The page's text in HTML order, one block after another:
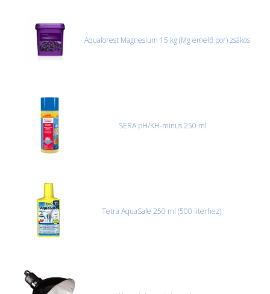
akciókÉLŐ ÉDESVÍZI
ÉLŐ TENGERI
NÖVÉNYEK
EGYÉB
EXTRA AKCIÓK
Aquaforest Magnesium 15 kg (Mg emelő por) zsákos
SERA pH/KH-minus 250 ml
Tetra AquaSafe 250 ml (500 literhez)